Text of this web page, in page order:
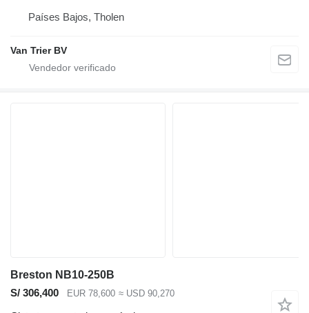
Países Bajos, Tholen
Van Trier BV
Breston NB10-250B
S/ 306,400
EUR 78,600 ≈ USD 90,270